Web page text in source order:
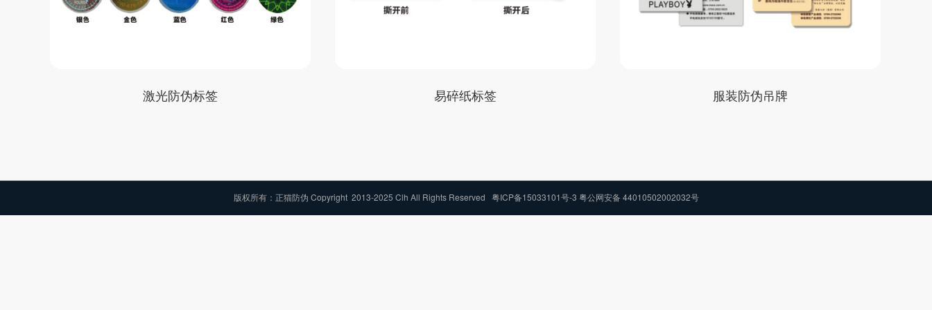
激光防伪标签 易碎纸标签 服装防伪吊牌
版权所有：正猫防伪 Copyright 2013-2025 Clh All Rights Reserved 粤ICP备15033101号-3 粤公网安备 44010502002032号